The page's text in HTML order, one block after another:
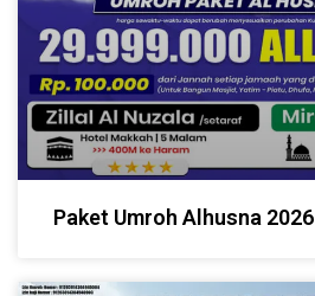
Paket Umroh Alhusna 2026